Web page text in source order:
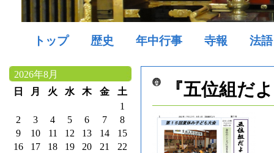
トップ 歴史 年中行事 寺報 法語
2026年8月
日
月 火 水 木 金
土
1
2
3 4 5 6 7
8
9
10 11 12 13 14
15
16
17 18 19 20 21
22
『五位組だ